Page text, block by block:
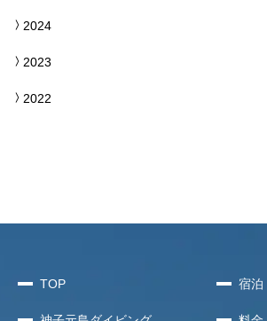
2024
2023
2022
TOP 宿泊